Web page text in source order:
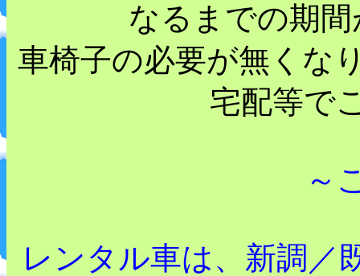
なるまでの期
車椅子の必要が無くな
宅配等で
～
レンタル車は、新調／